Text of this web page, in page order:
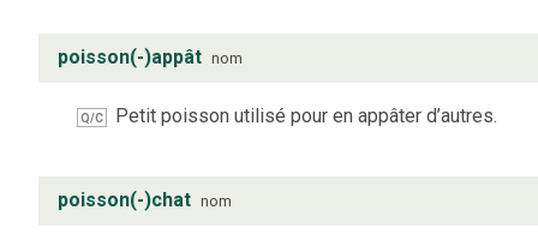
poisson(-)appât nom
Q/C Petit poisson utilisé pour en appâter d’autres.
poisson(-)chat nom